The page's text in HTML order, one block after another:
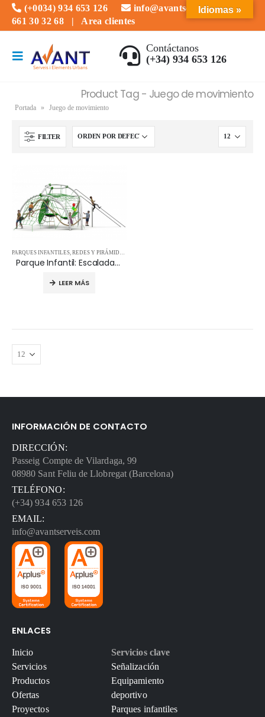
(+0034) 934 653 126
info@avantserveis.com
661 30 32 68 | Area clientes
Contáctanos
(+34) 934 653 126
Product Tag - Juego de movimiento
Portada » Juego de movimiento
FILTER
PARQUES INFANTILES, REDES Y PIRÁMIDES
Parque Infantil: Escalada PHANTEON 15.23.401
LEER MÁS
INFORMACIÓN DE CONTACTO
DIRECCIÓN:
Passeig Compte de Vilardaga, 99
08980 Sant Feliu de Llobregat (Barcelona)
TELÉFONO:
(+34) 934 653 126
EMAIL:
info@avantserveis.com
ENLACES
Inicio
Servicios
Productos
Ofertas
Proyectos
Servicios clave
Señalización
Equipamiento
deportivo
Parques infantiles
Idiomas »